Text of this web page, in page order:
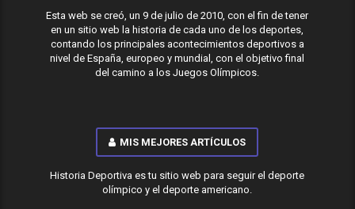
Esta web se creó, un 9 de julio de 2010, con el fin de tener
en un sitio web la historia de cada uno de los deportes,
contando los principales acontecimientos deportivos a
nivel de España, europeo y mundial, con el objetivo final
del camino a los Juegos Olímpicos.
MIS MEJORES ARTÍCULOS
Historia Deportiva es tu sitio web para seguir el deporte
olímpico y el deporte americano.